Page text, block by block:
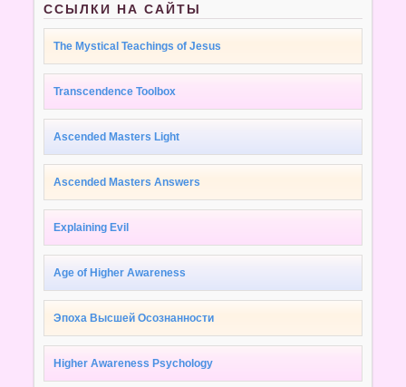
ССЫЛКИ НА САЙТЫ
The Mystical Teachings of Jesus
Transcendence Toolbox
Ascended Masters Light
Ascended Masters Answers
Explaining Evil
Age of Higher Awareness
Эпоха Высшей Осознанности
Higher Awareness Psychology